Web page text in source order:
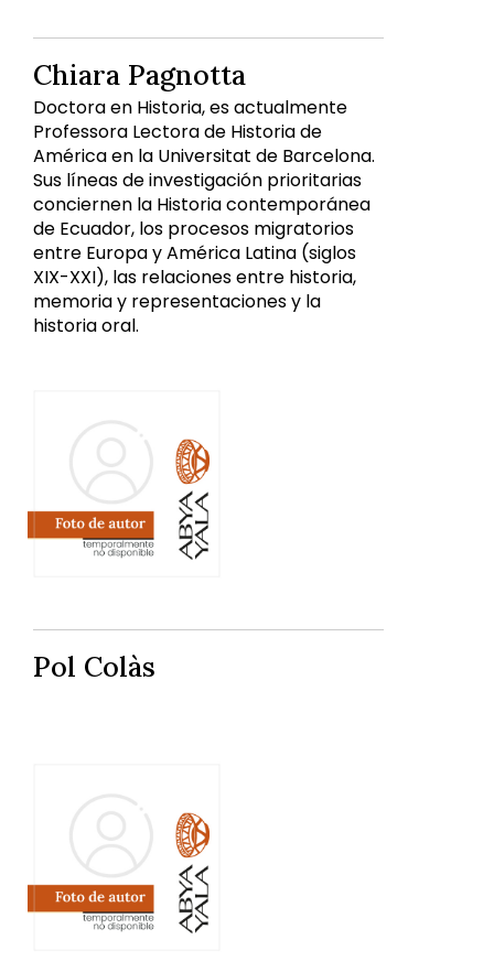
Chiara Pagnotta
Doctora en Historia, es actualmente
Professora Lectora de Historia de
América en la Universitat de Barcelona.
Sus líneas de investigación prioritarias
conciernen la Historia contemporánea
de Ecuador, los procesos migratorios
entre Europa y América Latina (siglos
XIX-XXI), las relaciones entre historia,
memoria y representaciones y la
historia oral.
Pol Colàs